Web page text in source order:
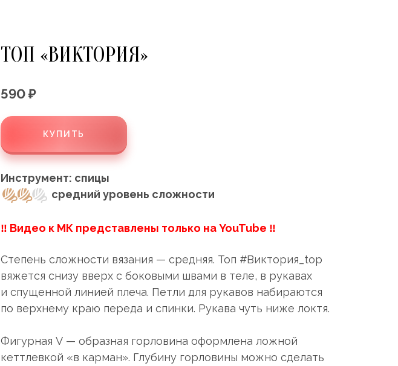
ТОП «ВИКТОРИЯ»
590 ₽
КУПИТЬ
Инструмент: спицы
средний уровень сложности
‼ Видео к МК представлены только на YouTube ‼
Степень сложности вязания — средняя. Топ #Виктория_top
вяжется снизу вверх с боковыми швами в теле, в рукавах
и спущенной линией плеча. Петли для рукавов набираются
по верхнему краю переда и спинки. Рукава чуть ниже локтя.
Фигурная V — образная горловина оформлена ложной
кеттлевкой «в карман». Глубину горловины можно сделать